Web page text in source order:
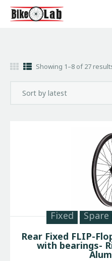
Σχετικά Με
Προϊόντα
Επικοινωνία
H λίστα μου
Showing 1–8 of 27
Fixed
Rear Fixed FLIP-
with bearings-